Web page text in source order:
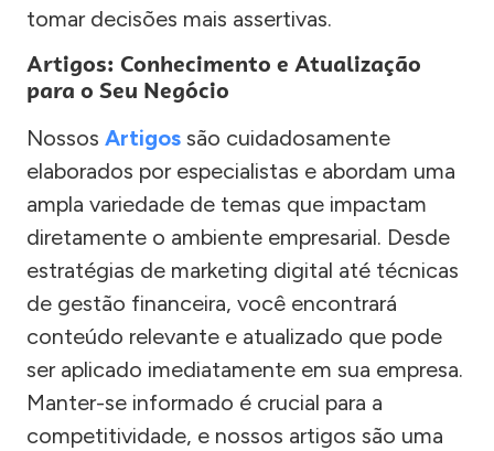
tomar decisões mais assertivas.
Artigos: Conhecimento e Atualização
para o Seu Negócio
Nossos Artigos são cuidadosamente
elaborados por especialistas e abordam uma
ampla variedade de temas que impactam
diretamente o ambiente empresarial. Desde
estratégias de marketing digital até técnicas
de gestão financeira, você encontrará
conteúdo relevante e atualizado que pode
ser aplicado imediatamente em sua empresa.
Manter-se informado é crucial para a
competitividade, e nossos artigos são uma